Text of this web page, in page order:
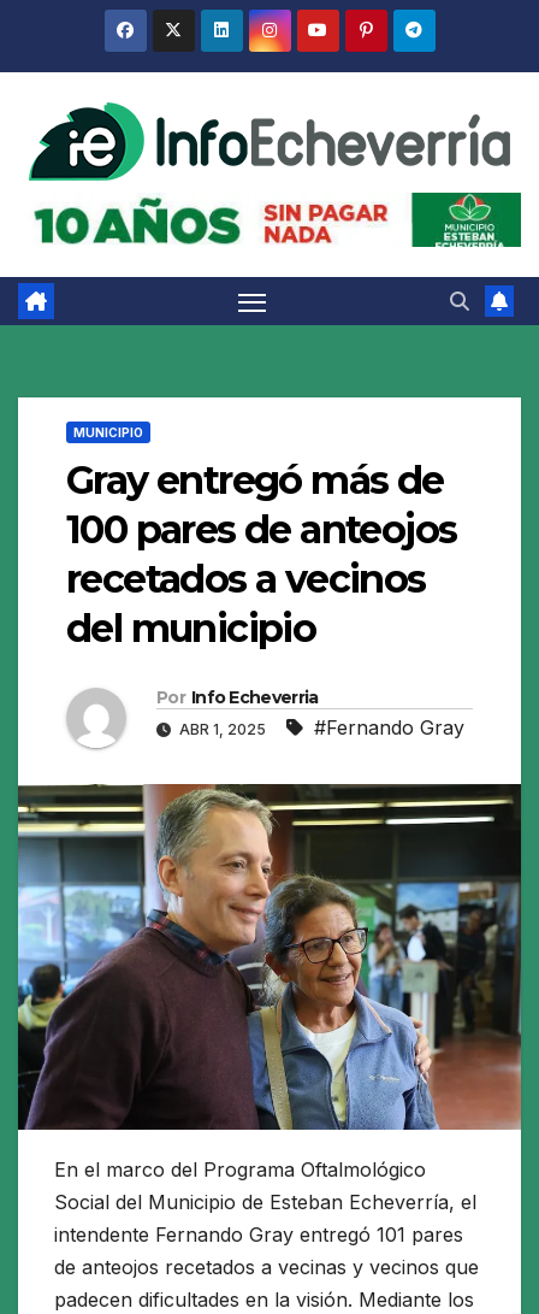
MUNICIPIO
Gray entregó más de
100 pares de anteojos
recetados a vecinos
del municipio
Por Info Echeverria
ABR 1, 2025 #Fernando Gray
En el marco del Programa Oftalmológico
Social del Municipio de Esteban Echeverría, el
intendente Fernando Gray entregó 101 pares
de anteojos recetados a vecinas y vecinos que
padecen dificultades en la visión. Mediante los